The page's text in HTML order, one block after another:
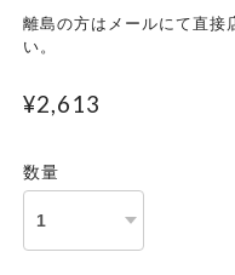
離島の方はメールにて直接
い。
¥2,613
数量